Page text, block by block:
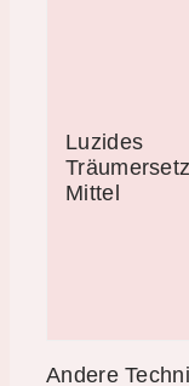
Luzides
Mittel
Andere